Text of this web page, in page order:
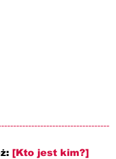
[Kto jest kim?]